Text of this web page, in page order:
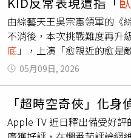
位英國政治人物是否與俄羅
人名譽與家庭之間艱難抉擇
日於台灣大哥大MyVideo全
大哥大MyVideo提供）
間，獨自坐在公車站等車，
語帶挑逗，也有人直接詢問
少錢」。由於現場狀況遠超
被逮捕的人當中不乏高知識
動曝光後，也再次凸顯印度
迅速受到外界關注。據了
服務的熱忱。她一路克服
學位，之後又在納爾薩爾大
由綜藝天王吳宗憲領軍的《
不消後，本次挑戰難度再升
底 」，上演「愈親近的愈是
恩、吳東諺、丁力騏、林昀
還在旁邊放冷箭，被眾人高
而江宏恩則是不斷出現失誤
05月09日, 2026
「超時空奇俠」化
Apple TV 近日釋出備受好